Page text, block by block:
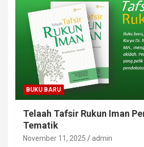
BUKU BARU
Telaah Tafsir Rukun Iman
Tematik
November 11, 2025 admin